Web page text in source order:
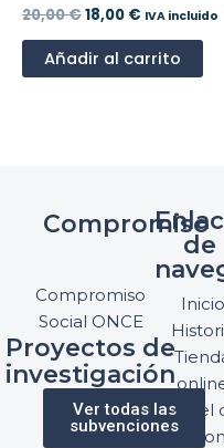
20,00€18,00 € IVA incluido
Añadir al carrito
Compromiso
Compromiso
Social ONCE
Proyectos de
investigación
Ver todas las
subvenciones
de
Inicio
Panel